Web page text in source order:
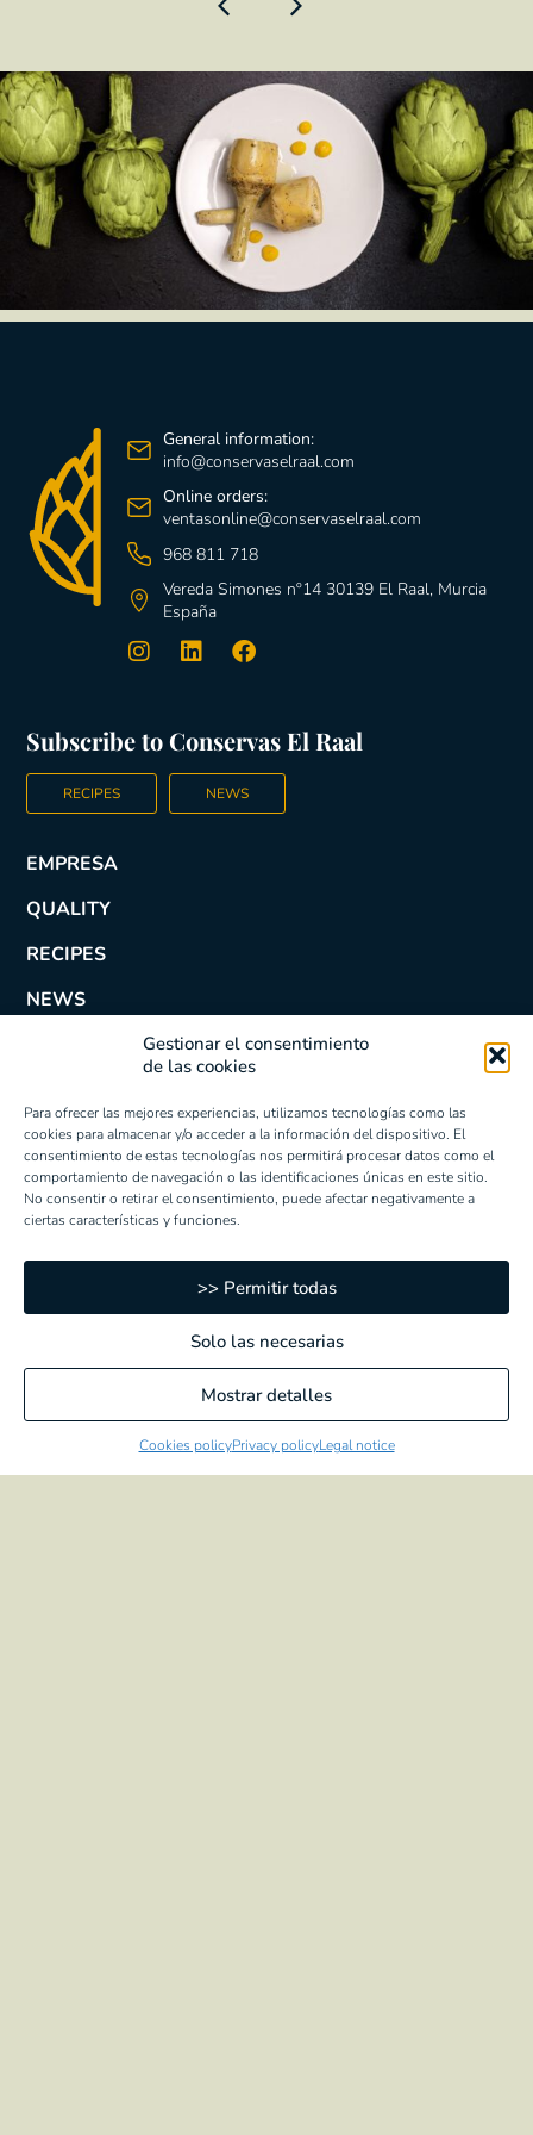
Gestionar el consentimiento
de las cookies
Para ofrecer las mejores experiencias, utilizamos tecnologías como las
cookies para almacenar y/o acceder a la información del dispositivo. El
consentimiento de estas tecnologías nos permitirá procesar datos como el
comportamiento de navegación o las identificaciones únicas en este sitio.
No consentir o retirar el consentimiento, puede afectar negativamente a
ciertas características y funciones.
>> Permitir todas
Solo las necesarias
Mostrar detalles
Cookies policyPrivacy policyLegal notice
General information:
info@conservaselraal.com
Online orders:
ventasonline@conservaselraal.com
968 811 718
Vereda Simones nº14 30139 El Raal, Murcia
España
Subscribe to Conservas El Raal
RECIPES NEWS
EMPRESA
QUALITY
RECIPES
NEWS
COHEVI STORE
CONTACT
LEGAL NOTICE
COOKIES POLICY
H&S POLICY AT WORK
A WAY OF DOING EUROPE
ARTICHOKES